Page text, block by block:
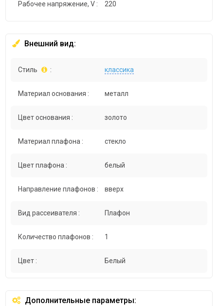
Рабочее напряжение, V : 220
Внешний вид:
Стиль : классика
Материал основания : металл
Цвет основания : золото
Материал плафона : стекло
Цвет плафона : белый
Направление плафонов : вверх
Вид рассеивателя : Плафон
Количество плафонов : 1
Цвет : Белый
Дополнительные параметры: